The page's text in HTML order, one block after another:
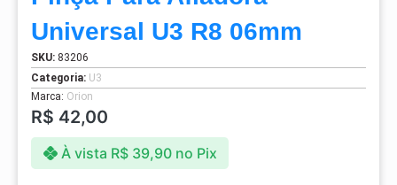
Universal U3 R8 06mm
SKU: 83206
Categoria: U3
Marca: Orion
R$ 42,00
À vista R$39,90 no Pix